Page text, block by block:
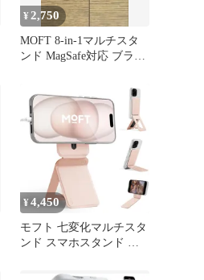
¥ 2,750
MOFT 8-in-1マルチスタ
ンド MagSafe対応 ブラッ
¥4,450
モフト 七変化マルチスタ
ンド スマホスタンド 三